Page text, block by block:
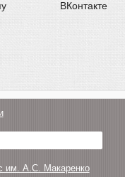
ВКонтакте
им. А.С. Макаренко